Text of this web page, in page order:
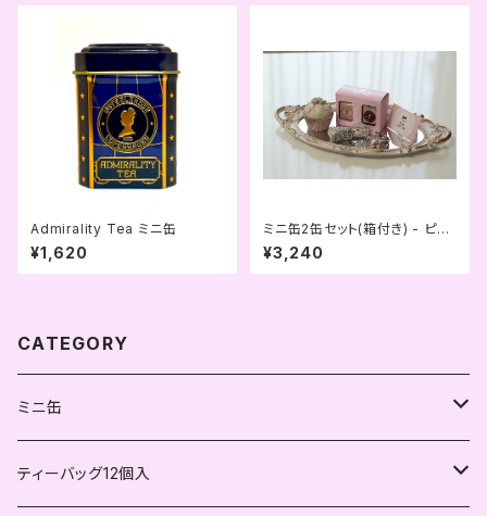
Admirality Tea ミニ缶
¥1,620
ミニ缶2缶セット(箱付き) - ピン
ク
¥3,240
CATEGORY
ミニ缶
紅茶
ティーバッグ12個入